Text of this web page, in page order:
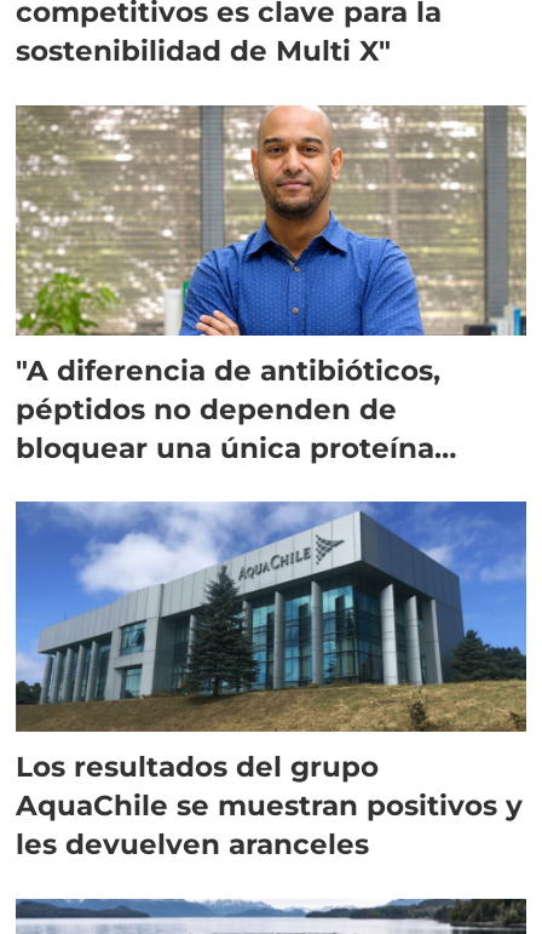
competitivos es clave para la
sostenibilidad de Multi X"
"A diferencia de antibióticos,
péptidos no dependen de
bloquear una única proteína
Los resultados del grupo
AquaChile se muestran positivos y
les devuelven aranceles